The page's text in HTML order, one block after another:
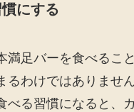
にする
満足バーを食べるこ
るわけではありませ
べる習慣になると、